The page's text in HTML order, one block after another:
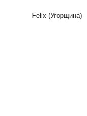
Felix (Угорщина)